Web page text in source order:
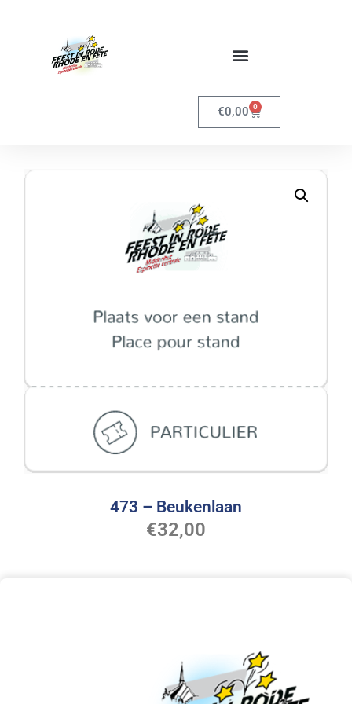
€0,00 0
473 – Beukenlaan
€32,00